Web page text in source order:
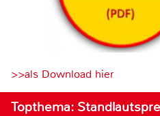
>>als Download hier
Topthema: